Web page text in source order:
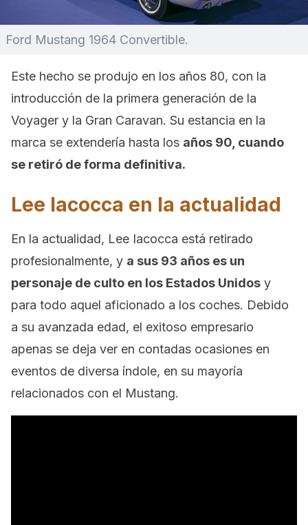
Ford Mustang 1964 Convertible.
Este hecho se produjo en los años 80, con la
introducción de la primera generación de la
Voyager y la Gran Caravan. Su estancia en la
marca se extendería hasta los años 90, cuando
se retiró de forma definitiva.
Lee Iacocca en la actualidad
En la actualidad, Lee Iacocca está retirado
profesionalmente, y a sus 93 años es un
personaje de culto en los Estados Unidos y
para todo aquel aficionado a los coches. Debido
a su avanzada edad, el exitoso empresario
apenas se deja ver en contadas ocasiones en
eventos de diversa índole, en su mayoría
relacionados con el Mustang.